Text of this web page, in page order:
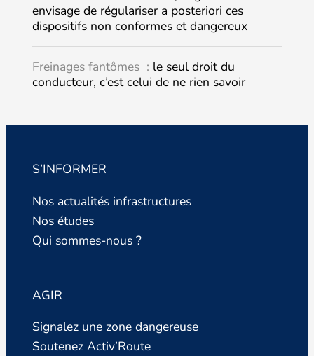
envisage de régulariser a posteriori ces
dispositifs non conformes et dangereux
Freinages fantômes : le seul droit du
conducteur, c’est celui de ne rien savoir
S’INFORMER
Nos actualités infrastructures
Nos études
Qui sommes-nous ?
AGIR
Signalez une zone dangereuse
Soutenez Activ’Route